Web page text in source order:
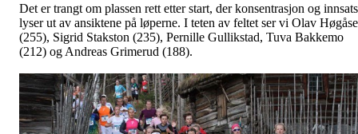
Det er trangt om plassen rett etter start, der konsentrasjon og innsats
lyser ut av ansiktene på løperne. I teten av feltet ser vi Olav
(255), Sigrid Stakston (235), Pernille Gullikstad, Tuva Bakkemo
(212) og Andreas Grimerud (188).